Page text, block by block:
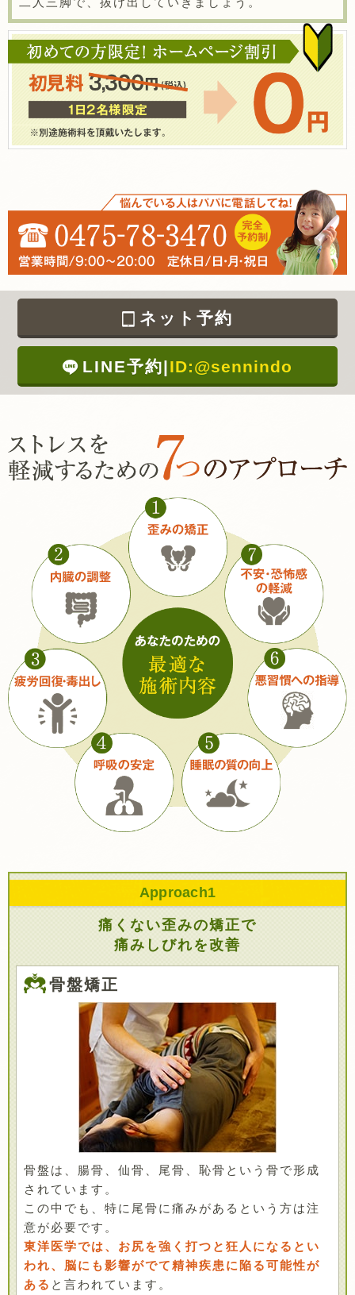
ネット予約
LINE予約|ID:@sennindo
Approach1
痛くない歪みの矯正で
痛みしびれを改善
骨盤矯正
骨盤は、腸骨、仙骨、尾骨、恥骨という骨で形成
されています。
この中でも、特に尾骨に痛みがあるという方は注
意が必要です。
東洋医学では、お尻を強く打つと狂人になるとい
われ、脳にも影響がでて精神疾患に陥る可能性が
ある と言われています。